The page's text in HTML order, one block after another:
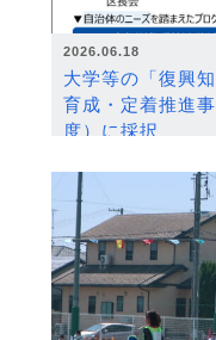
2026.06.18
大学等の「復興
育成・定着推進
度）に採択